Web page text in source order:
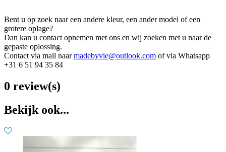
Bent u op zoek naar een andere kleur, een ander model of een
grotere oplage?
Dan kan u contact opnemen met ons en wij zoeken met u naar de
gepaste oplossing.
Contact via mail naarmadebyvie@outlook.com of via Whatsapp
+31 6 51 94 35 84
0 review(s)
Bekijk ook...